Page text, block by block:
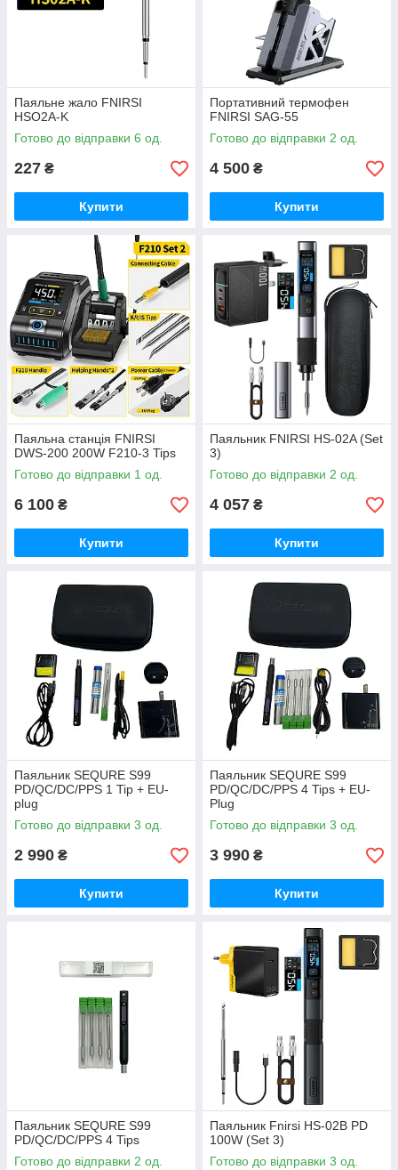
Паяльне жало FNIRSI
HSO2A-K
Готово до відправки 6 од.
227 ₴
Купити
Портативний термофен
FNIRSI SAG-55
Готово до відправки 2 од.
4 500 ₴
Купити
Паяльна станція FNIRSI
DWS-200 200W F210-3 Tips
Готово до відправки 1 од.
6 100 ₴
Купити
Паяльник FNIRSI HS-02A (Set
3)
Готово до відправки 2 од.
4 057 ₴
Купити
Паяльник SEQURE S99
PD/QC/DC/PPS 1 Tip + EU-
plug
Готово до відправки 3 од.
2 990 ₴
Купити
Паяльник SEQURE S99
PD/QC/DC/PPS 4 Tips + EU-
Plug
Готово до відправки 3 од.
3 990 ₴
Купити
Паяльник SEQURE S99
PD/QC/DC/PPS 4 Tips
Готово до відправки 2 од.
Паяльник Fnirsi HS-02B PD
100W (Set 3)
Готово до відправки 3 од.